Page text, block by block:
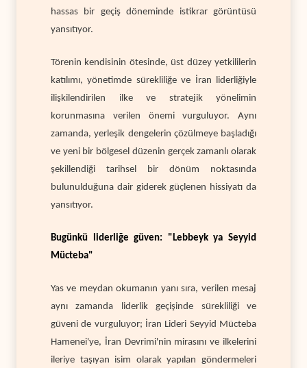
hassas bir geçiş döneminde istikrar görüntüsü
yansıtıyor.
Törenin kendisinin ötesinde, üst düzey yetkililerin
katılımı, yönetimde sürekliliğe ve İran liderliğiyle
ilişkilendirilen ilke ve stratejik yönelimin
korunmasına verilen önemi vurguluyor. Aynı
zamanda, yerleşik dengelerin çözülmeye başladığı
ve yeni bir bölgesel düzenin gerçek zamanlı olarak
şekillendiği tarihsel bir dönüm noktasında
bulunulduğuna dair giderek güçlenen hissiyatı da
yansıtıyor.
Bugünkü liderliğe güven: "Lebbeyk ya Seyyid
Mücteba"
Yas ve meydan okumanın yanı sıra, verilen mesaj
aynı zamanda liderlik geçişinde sürekliliği ve
güveni de vurguluyor; İran Lideri Seyyid Mücteba
Hamenei'ye, İran Devrimi'nin mirasını ve ilkelerini
ileriye taşıyan isim olarak yapılan göndermeleri